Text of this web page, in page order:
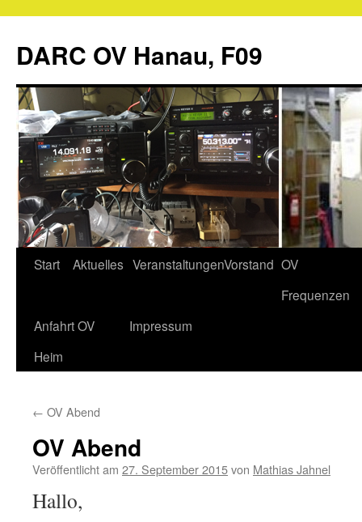
springen
DARC OV Hanau, F09
Start Aktuelles VeranstaltungenVorstand OV
Frequenzen
Anfahrt OV
Heim
Impressum
← OV Abend
OV Abend
Veröffentlicht am 27. September 2015von Mathias Jahnel
Hallo,